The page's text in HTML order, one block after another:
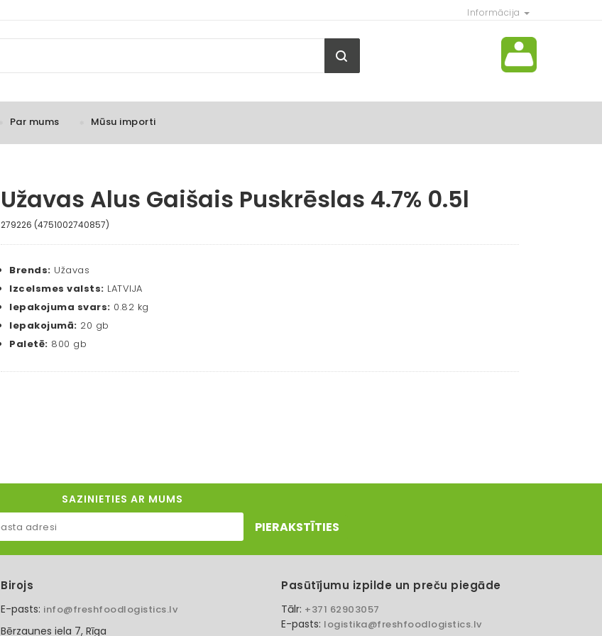
Informācija
Par mums Mūsu importi
Užavas Alus Gaišais Puskrēslas 4.7% 0.5l
279226 (4751002740857)
Brends: Užavas
Izcelsmes valsts: LATVIJA
Iepakojuma svars: 0.82 kg
Iepakojumā: 20 gb
Paletē: 800 gb
SAZINIETIES AR MUMS
PIERAKSTĪTIES
Birojs
E-pasts: info@freshfoodlogistics.lv
Bērzaunes iela 7, Rīga
Pasūtījumu izpilde un preču piegāde
Tālr: +371 62903057
E-pasts: logistika@freshfoodlogistics.lv